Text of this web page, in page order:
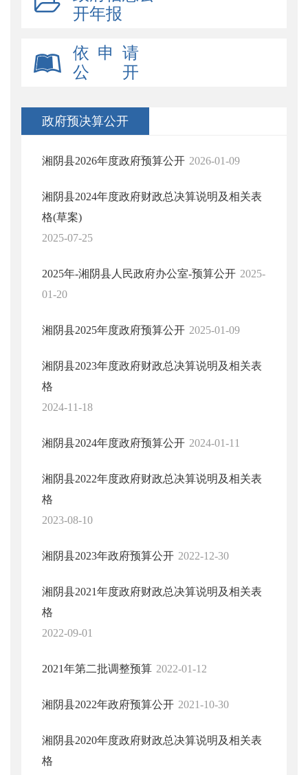
开年报
依 申 请
公 开
政府预决算公开
湘阴县2026年度政府预算公开 2026-01-09
湘阴县2024年度政府财政总决算说明及相关表
格(草案)
2025-07-25
2025年-湘阴县人民政府办公室-预算公开 2025-
01-20
湘阴县2025年度政府预算公开 2025-01-09
湘阴县2023年度政府财政总决算说明及相关表
格
2024-11-18
湘阴县2024年度政府预算公开 2024-01-11
湘阴县2022年度政府财政总决算说明及相关表
格
2023-08-10
湘阴县2023年政府预算公开 2022-12-30
湘阴县2021年度政府财政总决算说明及相关表
格
2022-09-01
2021年第二批调整预算 2022-01-12
湘阴县2022年政府预算公开 2021-10-30
湘阴县2020年度政府财政总决算说明及相关表
格